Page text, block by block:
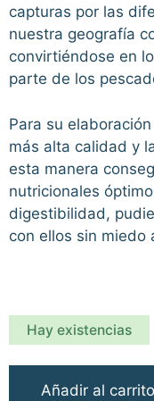
capturas por las
nuestra geografía
convirtiéndose en
parte de los
Para su
más alta calidad y
esta manera
nutricionales
digestibilidad,
con ellos sin miedo
Hay existencias
Añadir al carrito